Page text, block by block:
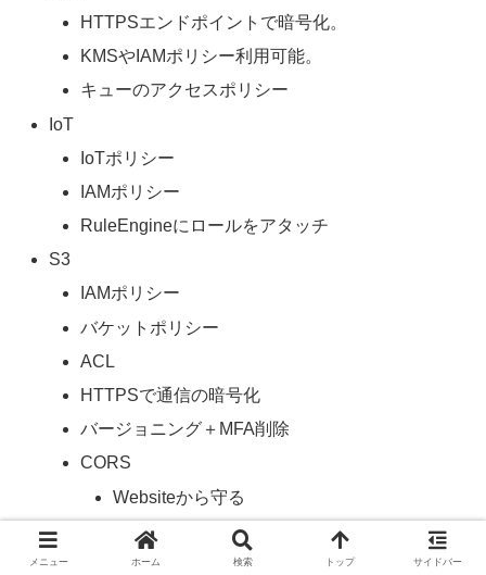
HTTPSエンドポイントで暗号化。
KMSやIAMポリシー利用可能。
キューのアクセスポリシー
IoT
IoTポリシー
IAMポリシー
RuleEngineにロールをアタッチ
S3
IAMポリシー
バケットポリシー
ACL
HTTPSで通信の暗号化
バージョニング＋MFA削除
CORS
Websiteから守る
VPCエンドポイント
Glacier
メニュー ホーム 検索 トップ サイドバー